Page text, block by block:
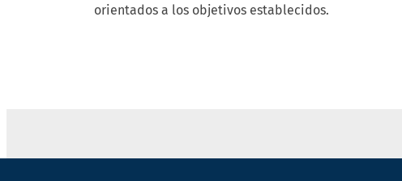
orientados a los objetivos establecidos.